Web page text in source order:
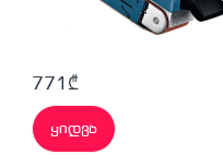
771 ₾
ყიდვა